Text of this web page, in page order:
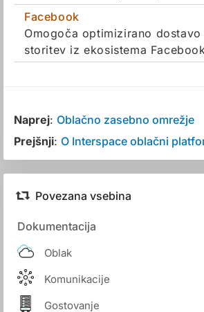
Facebook
Omogoča optimizirano
storitev iz ekosistema
Naprej: Oblačno zasebno omrežje
Prejšnji: O Interspace oblačni
Povezana vsebina
Dokumentacija
Oblak
Komunikacije
Gostovanje